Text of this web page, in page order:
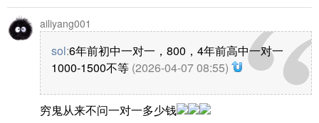
ailiyang001
sol:6年前初中一对一，800，4年前高中一对一
1000-1500不等 (2026-04-07 08:55)
穷鬼从来不问一对一多少钱